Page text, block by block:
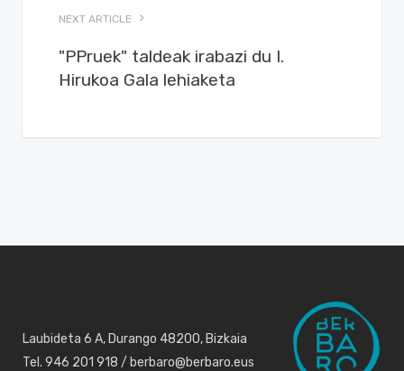
NEXT ARTICLE
"PPruek" taldeak irabazi du I.
Hirukoa Gala lehiaketa
Laubideta 6 A, Durango 48200, Bizkaia
Tel. 946 201 918 / berbaro@berbaro.eus